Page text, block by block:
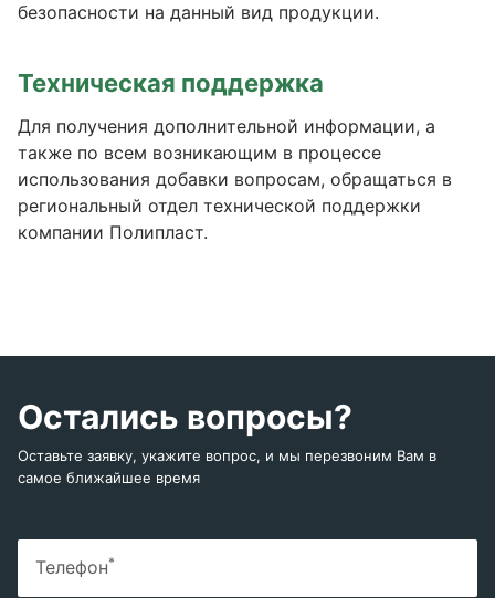
безопасности на данный вид продукции.
Техническая поддержка
Для получения дополнительной информации, а
также по всем возникающим в процессе
использования добавки вопросам, обращаться в
региональный отдел технической поддержки
компании Полипласт.
Остались вопросы?
Оставьте заявку, укажите вопрос, и мы перезвоним Вам в
самое ближайшее время
Телефон*